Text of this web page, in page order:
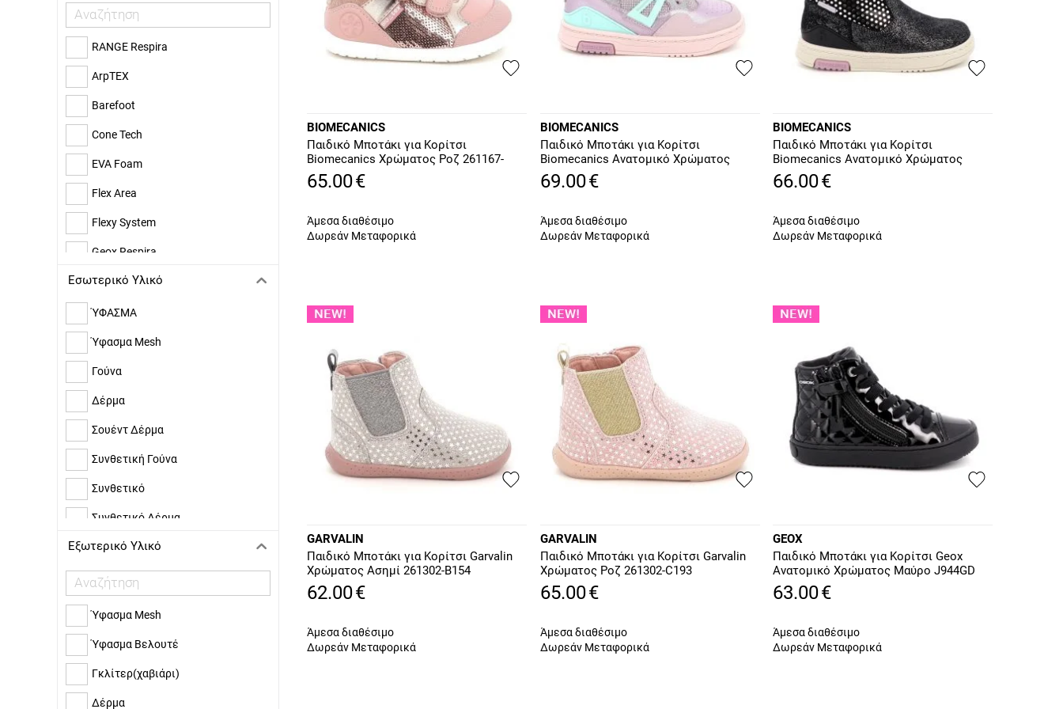
Συνθετικό Δέρμα
RANGE Respira
ArpTEX
Barefoot
Cone Tech
EVA Foam
Flex Area
Flexy System
Geox Respira
Grv Tex
IBV
Water Repellent
Water Resistant
Waterproof
Εσωτερικό Υλικό
ΎΦΑΣΜΑ
Ύφασμα Mesh
Γούνα
Δέρμα
Σουέντ Δέρμα
Συνθετική Γούνα
Συνθετικό
Συνθετικό Δέρμα
Συνθετικό Μαλλί
Εξωτερικό Υλικό
Ύφασμα Mesh
Ύφασμα Βελουτέ
Γκλίτερ(χαβιάρι)
Δέρμα
BIOMECANICS
Παιδικό Μποτάκι για Κορίτσι
Biomecanics Χρώματος Ροζ 261167-
B193
65.00€
Άμεσα διαθέσιμο
Δωρεάν Μεταφορικά
BIOMECANICS
Παιδικό Μποτάκι για Κορίτσι
Biomecanics Ανατομικό Χρώματος
Μωβ 261212-C854
69.00€
Άμεσα διαθέσιμο
Δωρεάν Μεταφορικά
BIOMECANICS
Παιδικό Μποτάκι για Κορίτσι
Biomecanics Ανατομικό Χρώματος
Μαύρο 261214-A054
66.00€
Άμεσα διαθέσιμο
Δωρεάν Μεταφορικά
GARVALIN
Παιδικό Μποτάκι για Κορίτσι Garvalin
Χρώματος Ασημί 261302-B154
62.00€
Άμεσα διαθέσιμο
Δωρεάν Μεταφορικά
GARVALIN
Παιδικό Μποτάκι για Κορίτσι Garvalin
Χρώματος Ροζ 261302-C193
65.00€
Άμεσα διαθέσιμο
Δωρεάν Μεταφορικά
GEOX
Παιδικό Μποτάκι για Κορίτσι Geox
Ανατομικό Χρώματος Μαύρο J944GD
000HH C9999
63.00€
Άμεσα διαθέσιμο
Δωρεάν Μεταφορικά